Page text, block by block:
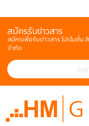
สมัครรับข่าวสาร
สมัครเพื่อรับข่าวสาร โปรโมชั่น
จำกัด